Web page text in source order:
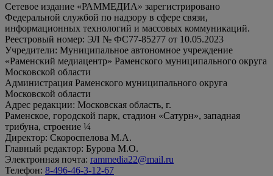
Сетевое издание «РАММЕДИА» зарегистрировано
Федеральной службой по надзору в сфере связи,
информационных технологий и массовых коммуникаций.
Реестровый номер: ЭЛ № ФС77-85277 от 10.05.2023
Учредители: Муниципальное автономное учреждение
«Раменский медиацентр» Раменского муниципального округа
Московской области
Администрация Раменского муниципального округа
Московской области
Адрес редакции: Московская область, г.
Раменское, городской парк, стадион «Сатурн», западная
трибуна, строение ¼
Директор: Скороспелова М.А.
Главный редактор: Бурова М.О.
Электронная почта: rammedia22@mail.ru
Телефон: 8-496-46-3-12-67